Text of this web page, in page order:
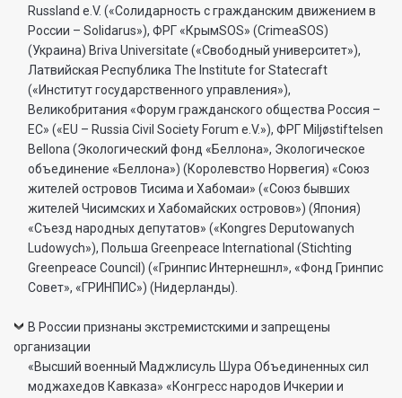
Russland e.V. («Солидарность с гражданским движением в
России – Solidarus»), ФРГ «КрымSOS» (CrimeaSOS)
(Украина) Briva Universitate («Свободный университет»),
Латвийская Республика The Institute for Statecraft
(«Институт государственного управления»),
Великобритания «Форум гражданского общества Россия –
ЕС» («EU – Russia Civil Society Forum e.V.»), ФРГ Miljøstiftelsen
Bellona (Экологический фонд «Беллона», Экологическое
объединение «Беллона») (Королевство Норвегия) «Союз
жителей островов Тисима и Хабомаи» («Союз бывших
жителей Чисимских и Хабомайских островов») (Япония)
«Съезд народных депутатов» («Kongres Deputowanych
Ludowych»), Польша Greenpeace International (Stichting
Greenpeace Council) («Гринпис Интернешнл», «Фонд Гринпис
Совет», «ГРИНПИС») (Нидерланды).
В России признаны экстремистскими и запрещены
организации
«Высший военный Маджлисуль Шура Объединенных сил
моджахедов Кавказа» «Конгресс народов Ичкерии и